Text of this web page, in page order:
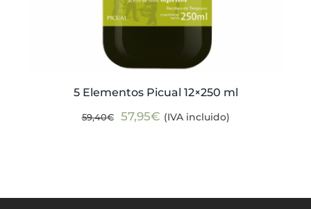
5 Elementos Picual 12×250 ml
59,40€
El
57,95€El(IVA incluido)